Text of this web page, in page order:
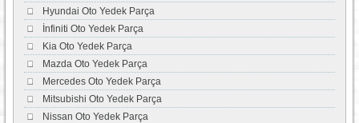
Hyundai Oto Yedek Parça
İnfiniti Oto Yedek Parça
Kia Oto Yedek Parça
Mazda Oto Yedek Parça
Mercedes Oto Yedek Parça
Mitsubishi Oto Yedek Parça
Nissan Oto Yedek Parça